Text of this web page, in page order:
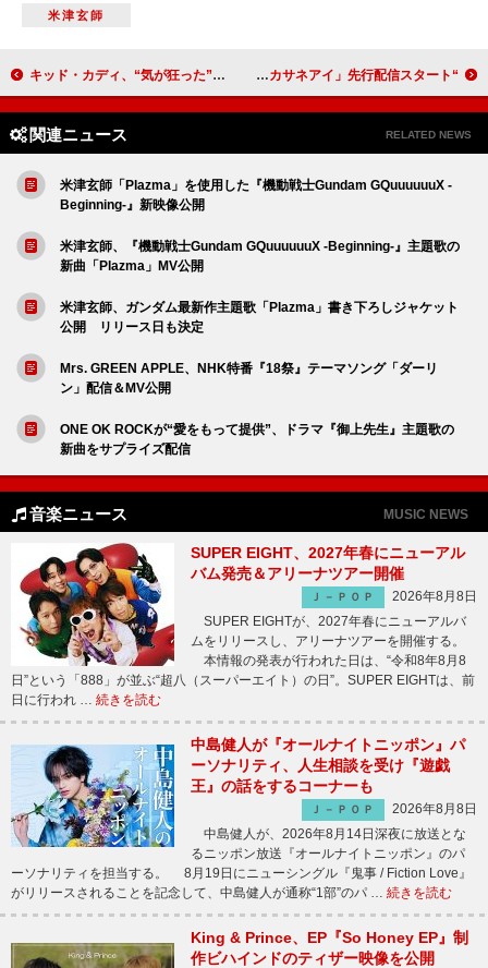
米津玄師
キッド・カディ、“気が狂った”ファンによる自宅侵入についてのジョークに苦言「全然面白いことではない」 “カリスマギャルシンガー”Soala、1/29にEP『Bluem』配信発表 新曲「カサネアイ」先行配信スタート
関連ニュース RELATED NEWS
米津玄師「Plazma」を使用した『機動戦士Gundam GQuuuuuuX -
Beginning-』新映像公開
米津玄師、『機動戦士Gundam GQuuuuuuX -Beginning-』主題歌の
新曲「Plazma」MV公開
米津玄師、ガンダム最新作主題歌「Plazma」書き下ろしジャケット
公開 リリース日も決定
Mrs. GREEN APPLE、NHK特番『18祭』テーマソング「ダーリ
ン」配信＆MV公開
ONE OK ROCKが“愛をもって提供”、ドラマ『御上先生』主題歌の
新曲をサプライズ配信
音楽ニュース MUSIC NEWS
SUPER EIGHT、2027年春にニューアル
バム発売＆アリーナツアー開催
Ｊ－ＰＯＰ
2026年8月8日
SUPER EIGHTが、2027年春にニューアルバ
ムをリリースし、アリーナツアーを開催する。
本情報の発表が行われた日は、“令和8年8月8
日”という「888」が並ぶ“超八（スーパーエイト）の日”。SUPER EIGHTは、前
日に行われ … 続きを読む
中島健人が『オールナイトニッポン』パ
ーソナリティ、人生相談を受け『遊戯
王』の話をするコーナーも
Ｊ－ＰＯＰ
2026年8月8日
中島健人が、2026年8月14日深夜に放送とな
るニッポン放送『オールナイトニッポン』のパ
ーソナリティを担当する。 8月19日にニューシングル『鬼事 / Fiction Love』
がリリースされることを記念して、中島健人が通称“1部”のパ … 続きを読む
King & Prince、EP『So Honey EP』制
作ビハインドのティザー映像を公開